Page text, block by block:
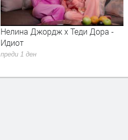
Нелина Джордж x Теди Дора -
Идиот
преди 1 ден